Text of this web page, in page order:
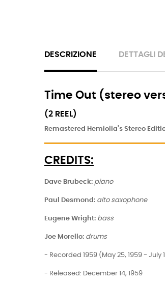
DESCRIZIONE DETTAGLI
Time Out (stereo
(2 REEL)
Remastered Hemiolia's Stereo
CREDITS:
Dave Brubeck: piano
Paul Desmond : alto saxophone
Eugene Wright: bass
Joe Morello: drums
- Recorded 1959 (May 25, 1959 - July
- Released: December 14, 1959